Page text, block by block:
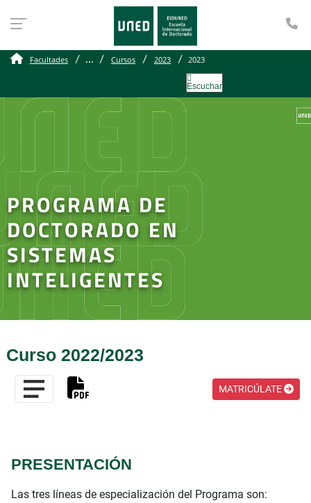
Facultades ... Cursos 2023 2023
Escuchar
PROGRAMA DE
DOCTORADO EN
SISTEMAS
INTELIGENTES
Curso 2022/2023
MATRICÚLATE
PRESENTACIÓN
Las tres líneas de especialización del Programa son: